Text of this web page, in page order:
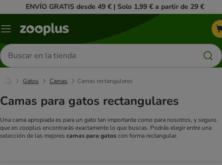
ENVÍO GRATIS desde 49 € | Solo 1,99 € a partir de 29 €
Menú
Buscar
productos
Gatos Camas Camas rectangulares
Camas para gatos rectangulares
Una cama apropiada es para un gato tan importante como para nosotros, y seguro
que en zooplus encontrarás exactamente lo que buscas. Podrás elegir entre una
selección de las mejores camas para gatoscon forma rectangular.